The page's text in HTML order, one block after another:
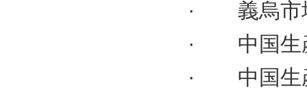
· 義烏市
· 中国生
· 中国生